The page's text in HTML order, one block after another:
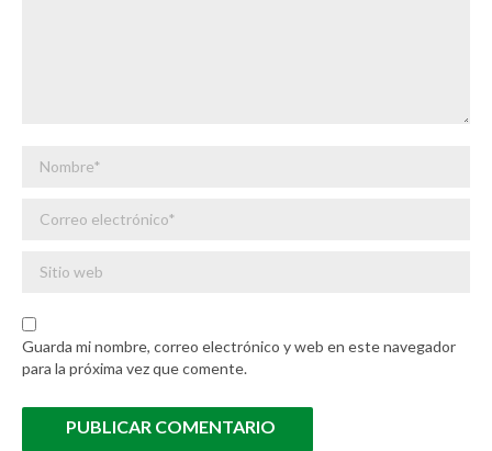
Guarda mi nombre, correo electrónico y web en este navegador
para la próxima vez que comente.
PUBLICAR COMENTARIO